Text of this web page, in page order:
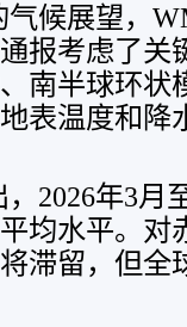
气候展望，
报考虑了关
南半球环状
表温度和降
2026年3月
均水平。对
滞留，但全